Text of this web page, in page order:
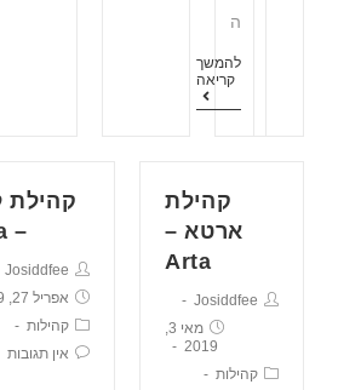
ה
להמשך
קריאה
קהילת
ארטא –
Arta
Josiddfee
מאי 3,
2019
קהילות
קהילת
– Larisa
Josiddfee
אפריל 27, 2019
קהילות
אין תגובות